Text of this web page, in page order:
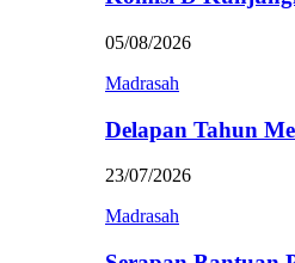
05/08/2026
Madrasah
Delapan Tahun
23/07/2026
Madrasah